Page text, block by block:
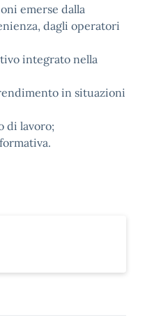
emerse dalla
dagli operatori
integrato nella
in situazioni
di lavoro;